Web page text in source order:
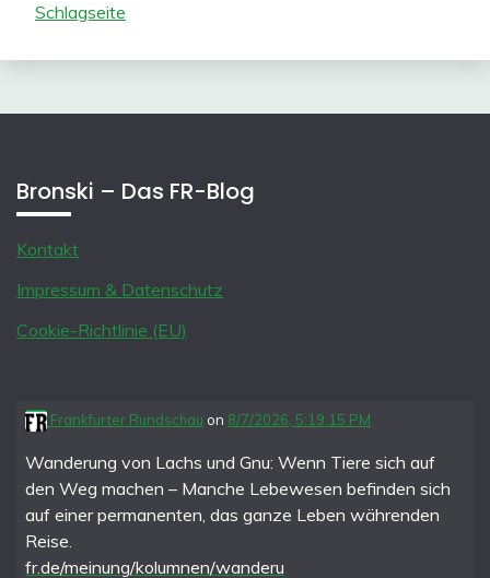
Schlagseite
Bronski – Das FR-Blog
Kontakt
Impressum & Datenschutz
Cookie-Richtlinie (EU)
Frankfurter Rundschau on 8/7/2026, 5:19:15 PM
Wanderung von Lachs und Gnu: Wenn Tiere sich auf
den Weg machen – Manche Lebewesen befinden sich
auf einer permanenten, das ganze Leben währenden
Reise.
fr.de/meinung/kolumnen/wanderu